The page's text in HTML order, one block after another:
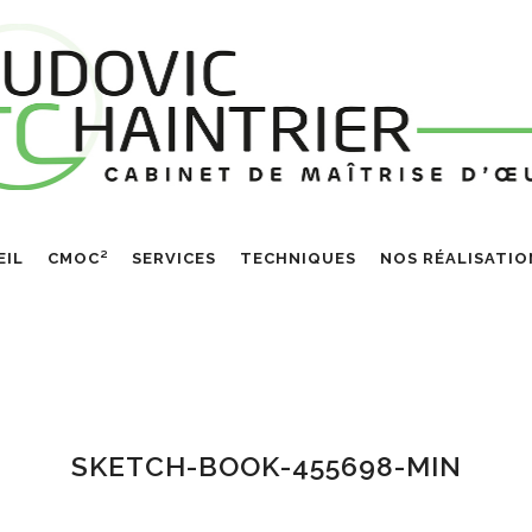
CMOC² SERVICES TECHNIQUES NOS
SKETCH-BOOK-455698-MIN